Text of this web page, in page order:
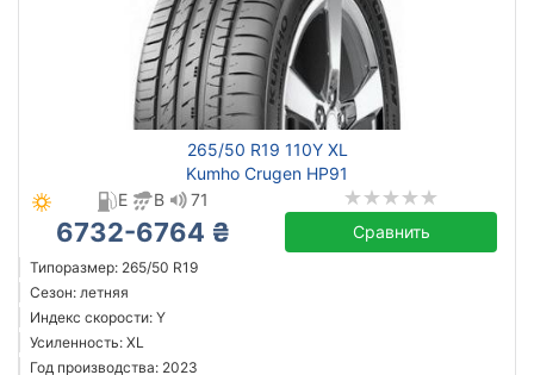
265/50 R19 110Y XL
Kumho Crugen HP91
E
B 71
6732-6764 ₴ Сравнить
Типоразмер: 265/50 R19
Сезон: летняя
Индекс скорости: Y
Усиленность: XL
Год производства: 2023